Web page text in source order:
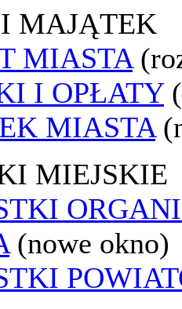
MAJĄTEK
MIASTA
I OPŁATY
MIASTA
MIEJSKIE
(nowe okno)